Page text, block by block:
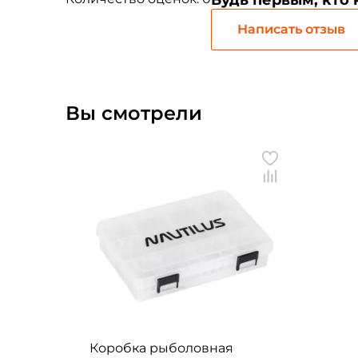
Написать отзыв
Вы смотрели
Коробка рыболовная